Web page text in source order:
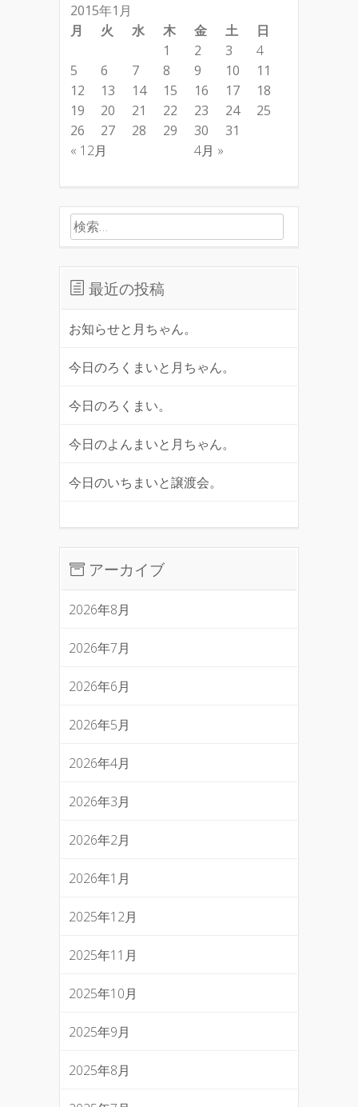
2015年1月
月
火 水 木 金 土 日
« 12月 4月 »
1 2 3
4
5
6 7 8 9 10
11
12
13 14 15 16 17
18
19
20 21 22 23 24
25
26
27 28 29 30 31
検索:
最近の投稿
お知らせと月ちゃん。
今日のろくまいと月ちゃん。
今日のろくまい。
今日のよんまいと月ちゃん。
今日のいちまいと譲渡会。
アーカイブ
2026年8月
2026年7月
2026年6月
2026年5月
2026年4月
2026年3月
2026年2月
2026年1月
2025年12月
2025年11月
2025年10月
2025年9月
2025年8月